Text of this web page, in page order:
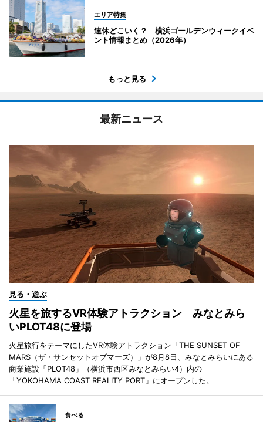
エリア特集
連休どこいく？ 横浜ゴールデンウィークイベ
ント情報まとめ（2026年）
もっと見る
最新ニュース
見る・遊ぶ
火星を旅するVR体験アトラクション みなとみら
いPLOT48に登場
火星旅行をテーマにしたVR体験アトラクション「THE SUNSET OF
MARS（ザ・サンセットオブマーズ）」が8月8日、みなとみらいにある
商業施設「PLOT48」（横浜市西区みなとみらい4）内の
「YOKOHAMA COAST REALITY PORT」にオープンした。
食べる